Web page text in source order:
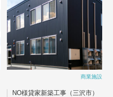
商業施設
NO様貸家新築工事（三沢市）